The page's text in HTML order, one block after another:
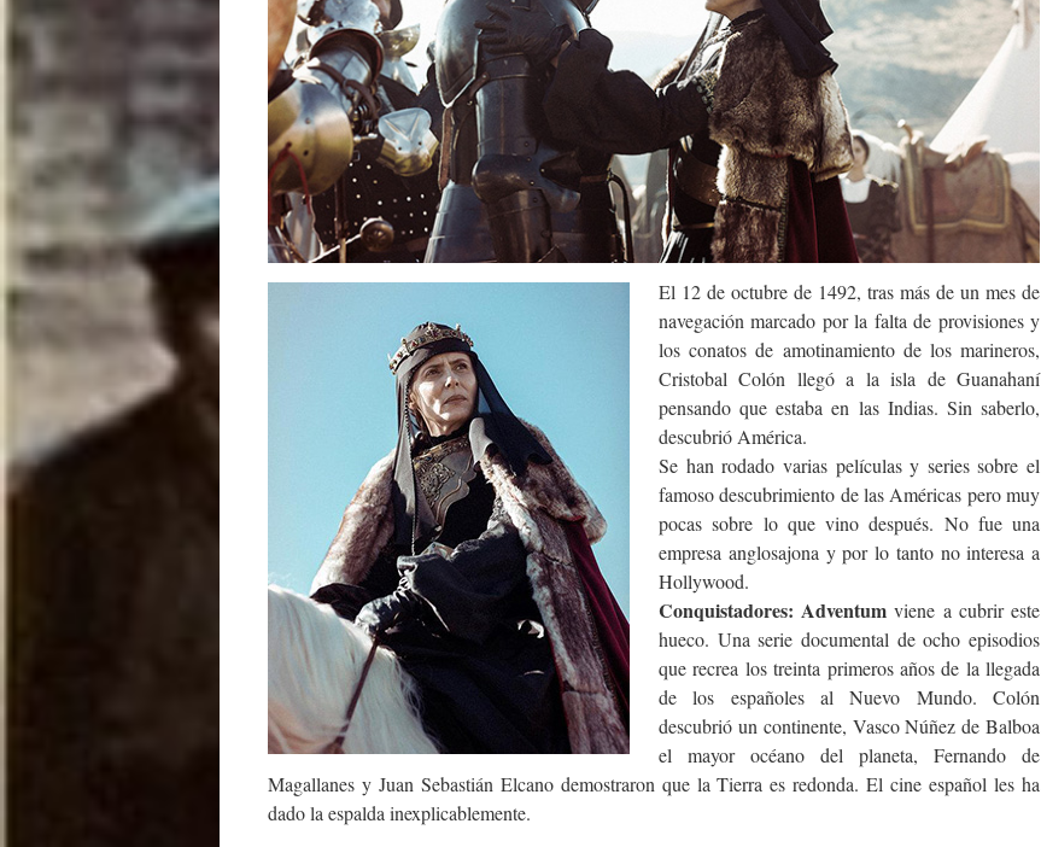
El 12 de octubre de 1492, tras más de un mes de
navegación marcado por la falta de provisiones y
los conatos de amotinamiento de los marineros,
Cristobal Colón llegó a la isla de Guanahaní
pensando que estaba en las Indias. Sin saberlo,
descubrió América.
Se han rodado varias películas y series sobre el
famoso descubrimiento de las Américas pero muy
pocas sobre lo que vino después. No fue una
empresa anglosajona y por lo tanto no interesa a
Hollywood.
Conquistadores: Adventumviene a cubrir este
hueco. Una serie documental de ocho episodios
que recrea los treinta primeros años de la llegada
de los españoles al Nuevo Mundo. Colón
descubrió un continente, Vasco Núñez de Balboa
el mayor océano del planeta, Fernando de
Magallanes y Juan Sebastián Elcano demostraron que la Tierra es redonda. El cine español les ha
dado la espalda inexplicablemente.